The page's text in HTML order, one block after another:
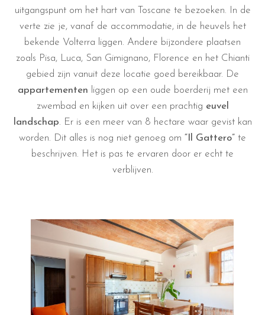
uitgangspunt om het hart van Toscane te bezoeken. In de
verte zie je, vanaf de accommodatie, in de heuvels het
bekende Volterra liggen. Andere bijzondere plaatsen
zoals Pisa, Luca, San Gimignano, Florence en het Chianti
gebied zijn vanuit deze locatie goed bereikbaar. De
appartementen liggen op een oude boerderij met een
zwembad en kijken uit over een prachtig euvel
landschap. Er is een meer van 8 hectare waar gevist kan
worden. Dit alles is nog niet genoeg om “Il Gattero” te
beschrijven. Het is pas te ervaren door er echt te
verblijven.